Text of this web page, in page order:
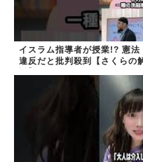
イスラム指導者が授業!? 憲法
違反だと批判殺到【さくらの